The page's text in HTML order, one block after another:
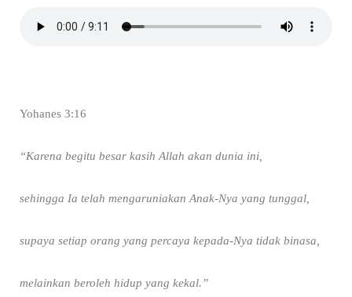
Yohanes 3:16
“Karena begitu besar kasih Allah akan dunia ini,
sehingga Ia telah mengaruniakan Anak-Nya yang tunggal,
supaya setiap orang yang percaya kepada-Nya tidak binasa,
melainkan beroleh hidup yang kekal.”